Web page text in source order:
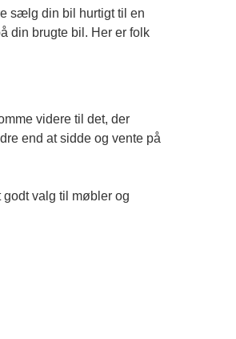
sælg din bil hurtigt til en
din brugte bil. Her er folk
videre til det, der
end at sidde og vente på